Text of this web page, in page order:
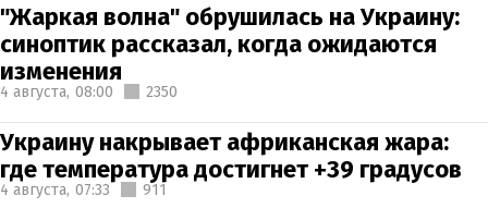
"Жаркая волна" обрушилась на Украину:
синоптик рассказал, когда ожидаются
изменения
4 августа, 08:00 2350
Украину накрывает африканская жара:
где температура достигнет +39 градусов
4 августа, 07:33 911